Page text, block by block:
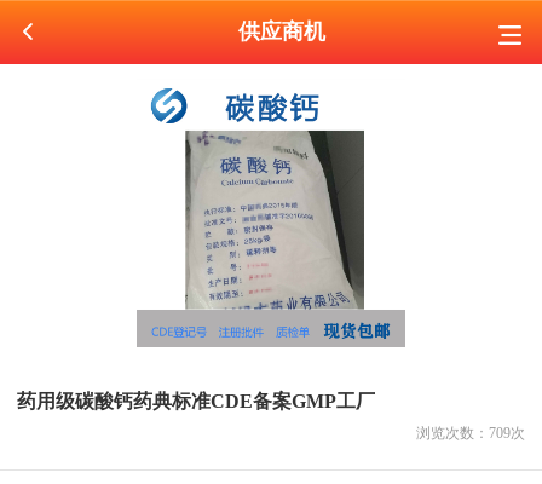
供应商机
药用级碳酸钙药典标准CDE备案GMP工厂
浏览次数： 709次